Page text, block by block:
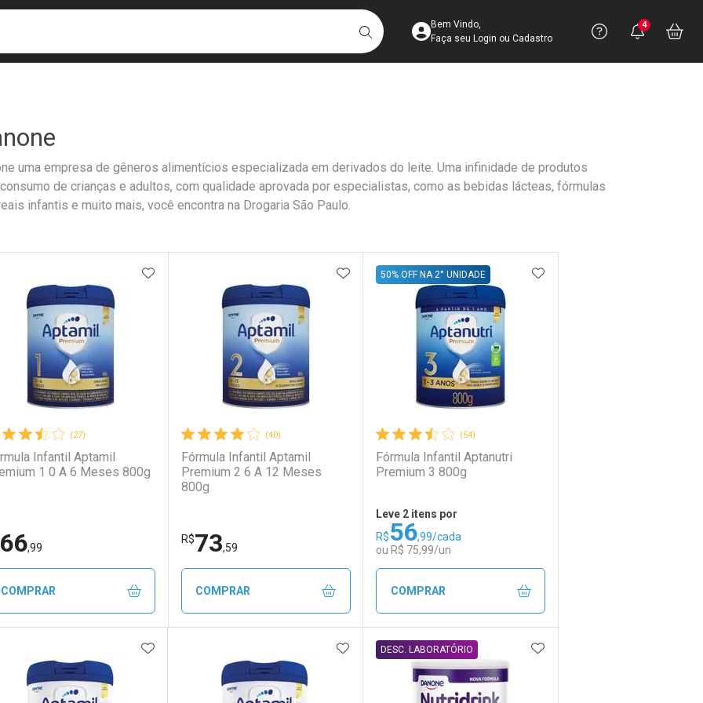
BUSCARAcesse sua Conta
Bem Vindo,
Faça seu Login ou Cadastro
Precisa
Ver Recursos
Você
4
uma empresa de gêneros alimentícios especializada em derivados do leite. Uma infinidade de produtos
de crianças e adultos, com qualidade aprovada por especialistas, como as bebidas lácteas, fórmulas
infantis e muito mais, você encontra na Drogaria São Paulo.
(27)
Infantil Aptamil
1 0 A 6 Meses 800g
66,99
ADICIONAR AOS FAVORITOS
COMPRAR
FECHAR
FECHAR
Menos
(40)
Fórmula Infantil Aptamil
Premium 2 6 A 12 Meses
800g
R$73,59
ADICIONAR AOS FAVORITOS
COMPRAR
FECHAR
Laboratório
FECHAR
Por Menos
(54)
Fórmula Infantil Aptanutri
Premium 3 800g
50% OFF NA 2° UNIDADE
Leve 2 itens por
R$56,99/cada
ou R$ 75,99/un
ADICIONAR AOS
COMPRAR
FECHAR
Laboratório
FECHAR
Por Menos
ADICIONAR AOS FAVORITOS ADICIONAR AOS FAVORITOS
DESC. LABORATÓRIO ADICIONAR AOS